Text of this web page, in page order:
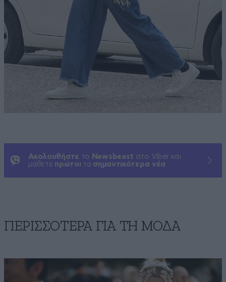
Ακολουθήστε το Newsbeast στο Viber και
μάθετε πρώτοι τα σημαντικότερα νέα
ΠΕΡΙΣΣΟΤΕΡΑ ΓΙΑ ΤΗ ΜΟΔΑ